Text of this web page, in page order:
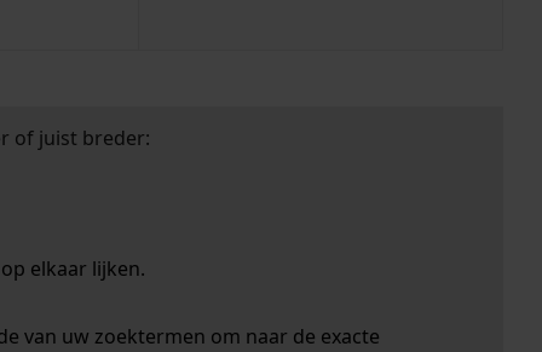
of juist breder:
elkaar lijken.
van uw zoektermen om naar de exacte